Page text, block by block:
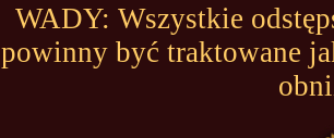
WADY: Wszystkie
powinny być traktowane